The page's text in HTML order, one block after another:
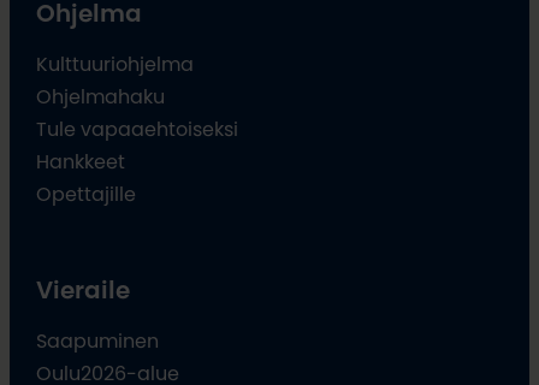
Ohjelma
Kulttuuriohjelma
Ohjelmahaku
Tule vapaaehtoiseksi
Hankkeet
Opettajille
Vieraile
Saapuminen
Oulu2026-alue